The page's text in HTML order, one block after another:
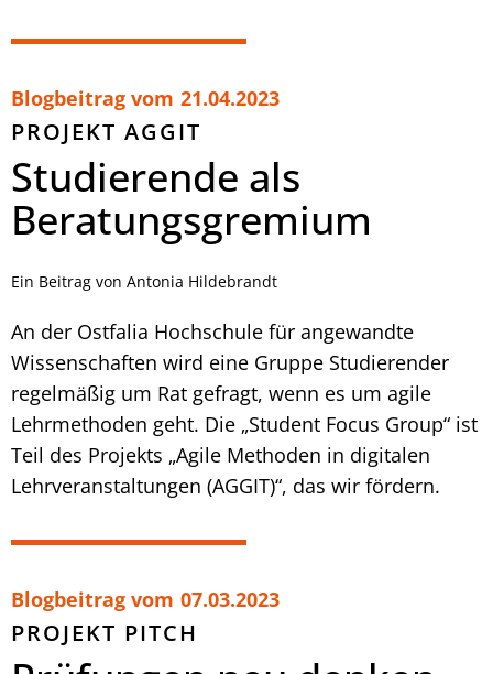
Blogbeitrag vom 21.04.2023
PROJEKT AGGIT
Studierende als
Beratungsgremium
Ein Beitrag von Antonia Hildebrandt
An der Ostfalia Hochschule für angewandte
Wissenschaften wird eine Gruppe Studierender
regelmäßig um Rat gefragt, wenn es um agile
Lehrmethoden geht. Die „Student Focus Group“ ist
Teil des Projekts „Agile Methoden in digitalen
Lehrveranstaltungen (AGGIT)“, das wir fördern.
Blogbeitrag vom 07.03.2023
PROJEKT PITCH